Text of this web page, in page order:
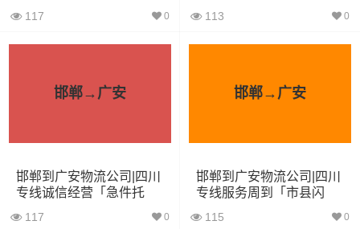
小型货
1.5吨
20立方 3.8×2×2.9
28立方 6吨 5×2.4×2.9
6米8货
车
117 0 113 0
邯郸→广安
邯郸到广安物流公司|四川
专线诚信经营「急件托
117 0
邯郸→广安
邯郸到广安物流公司|四川
专线服务周到「市县闪
115 0